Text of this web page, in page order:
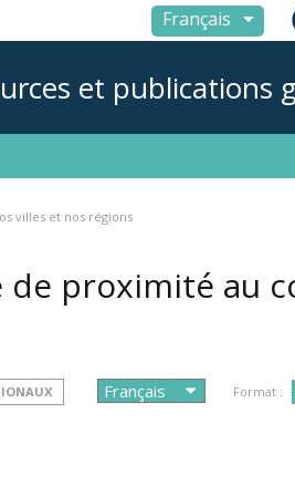
Français 
et publications
villes et nos régions
de proximité au
Format :